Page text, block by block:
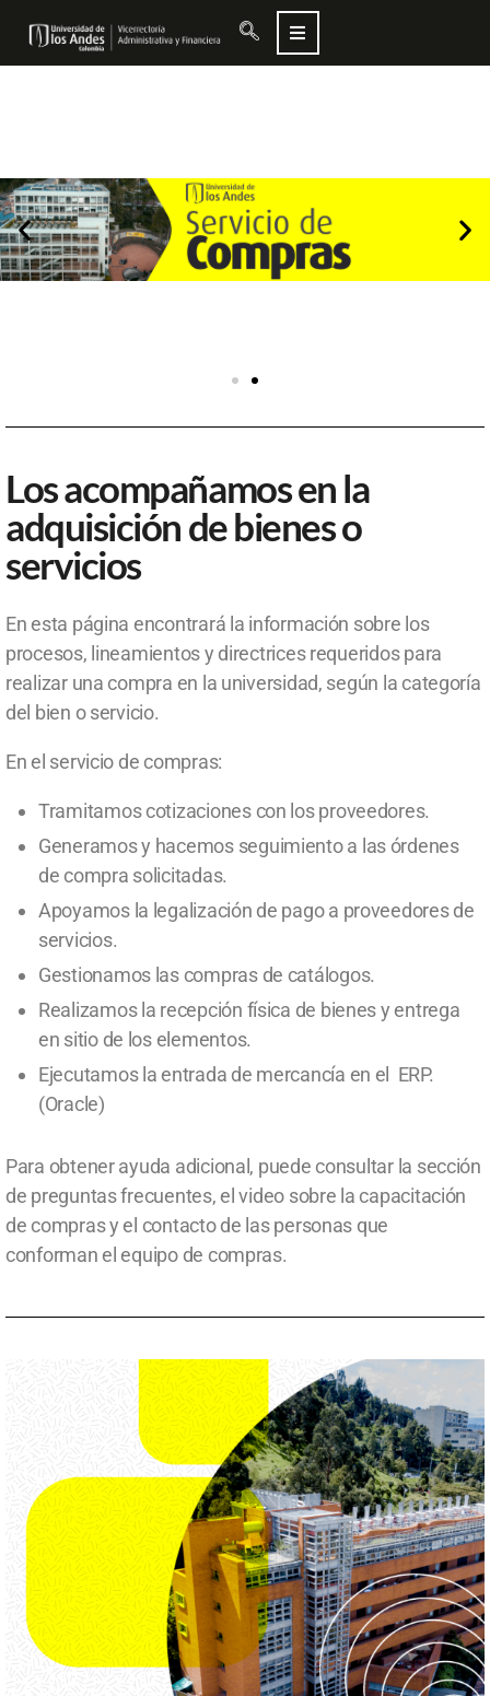
Los acompañamos en la
adquisición de bienes o
servicios
En esta página encontrará la información sobre los
procesos, lineamientos y directrices requeridos para
realizar una compra en la universidad, según la categoría
del bien o servicio.
En el servicio de compras:
Tramitamos cotizaciones con los proveedores.
Generamos y hacemos seguimiento a las órdenes
de compra solicitadas.
Apoyamos la legalización de pago a proveedores de
servicios.
Gestionamos las compras de catálogos.
Realizamos la recepción física de bienes y entrega
en sitio de los elementos.
Ejecutamos la entrada de mercancía en el ERP.
(Oracle)
Para obtener ayuda adicional, puede consultar la sección
de preguntas frecuentes, el video sobre la capacitación
de compras y el contacto de las personas que
conforman el equipo de compras.